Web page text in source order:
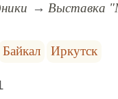
Выставка
Байкал Иркутск